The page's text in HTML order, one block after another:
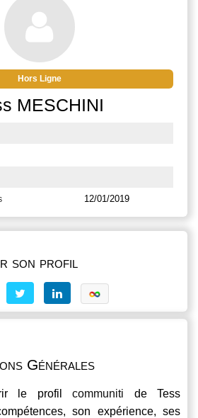
de 400 m de la plage, la Résidence
Seninu propose 20 appartements du
au T3, entièrement rénovés en 2015.
Hors Ligne
MESCHINI
12/01/2019
son profil
Générales
le profilcommuniti de Tess
son expérience, ses